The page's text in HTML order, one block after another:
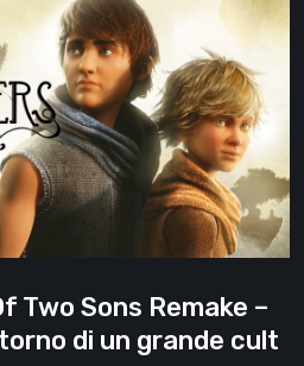
Two Sons Remake –
di un grande cult